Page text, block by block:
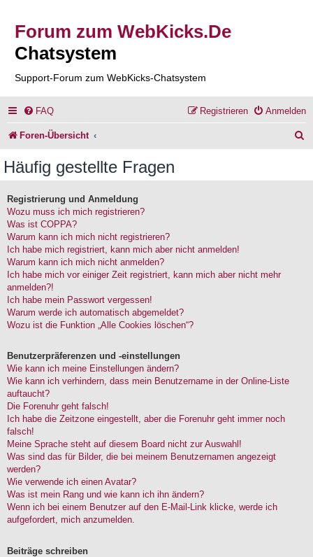
Forum zum WebKicks.De
Chatsystem
Support-Forum zum WebKicks-Chatsystem
FAQ Anmelden
Registrieren
Foren-Übersicht
Häufig gestellte Fragen
Registrierung und Anmeldung
Wozu muss ich mich registrieren?
Was ist COPPA?
Warum kann ich mich nicht registrieren?
Ich habe mich registriert, kann mich aber nicht anmelden!
Warum kann ich mich nicht anmelden?
Ich habe mich vor einiger Zeit registriert, kann mich aber nicht mehr
anmelden?!
Ich habe mein Passwort vergessen!
Warum werde ich automatisch abgemeldet?
Wozu ist die Funktion „Alle Cookies löschen“?
Benutzerpräferenzen und -einstellungen
Wie kann ich meine Einstellungen ändern?
Wie kann ich verhindern, dass mein Benutzername in der Online-Liste
auftaucht?
Die Forenuhr geht falsch!
Ich habe die Zeitzone eingestellt, aber die Forenuhr geht immer noch
falsch!
Meine Sprache steht auf diesem Board nicht zur Auswahl!
Was sind das für Bilder, die bei meinem Benutzernamen angezeigt
werden?
Wie verwende ich einen Avatar?
Was ist mein Rang und wie kann ich ihn ändern?
Wenn ich bei einem Benutzer auf den E-Mail-Link klicke, werde ich
aufgefordert, mich anzumelden.
Beiträge schreiben